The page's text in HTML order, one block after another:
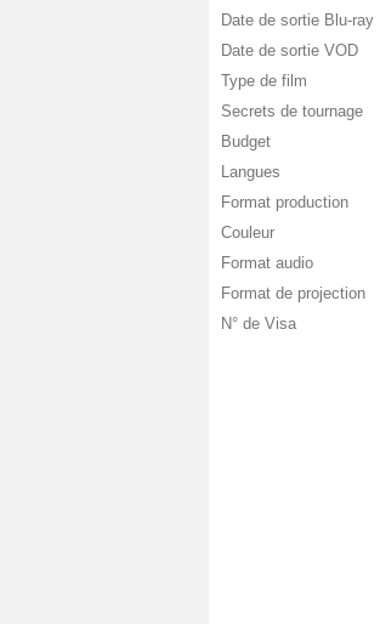
Date de sortie Blu-ray
Date de sortie VOD
Type de film
Secrets de tournage
Budget
Langues
Format production
Couleur
Format audio
Format de projection
N° de Visa